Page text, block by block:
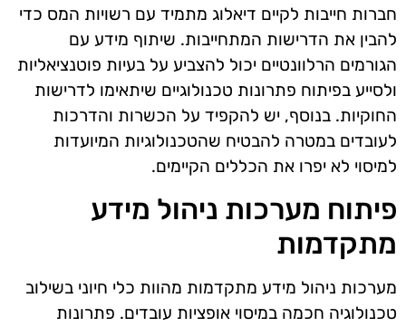
חברות חייבות לקיים דיאלוג מתמיד עם רשויות המס כדי
להבין את הדרישות המתחייבות. שיתוף מידע עם
הגורמים הרלוונטיים יכול להצביע על בעיות פוטנציאליות
ולסייע בפיתוח פתרונות טכנולוגיים שיתאימו לדרישות
החוקיות. בנוסף, יש להקפיד על הכשרות והדרכות
לעובדים במטרה להבטיח שהטכנולוגיות המיועדות
למיסוי לא יפרו את הכללים הקיימים.
פיתוח מערכות ניהול מידע
מתקדמות
מערכות ניהול מידע מתקדמות מהוות כלי חיוני בשילוב
טכנולוגיה חכמה במיסוי אופציות עובדים. פתרונות